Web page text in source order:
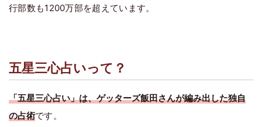
行部数も1200万部を超えています。
五星三心占いって？
「五星三心占い」は、ゲッターズ飯田さんが編み出した独自
の占術です。